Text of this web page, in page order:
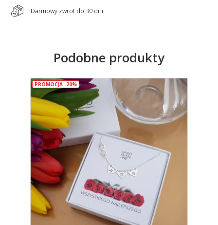
Darmowy zwrot do 30 dni
Podobne produkty
PROMOCJA -20%